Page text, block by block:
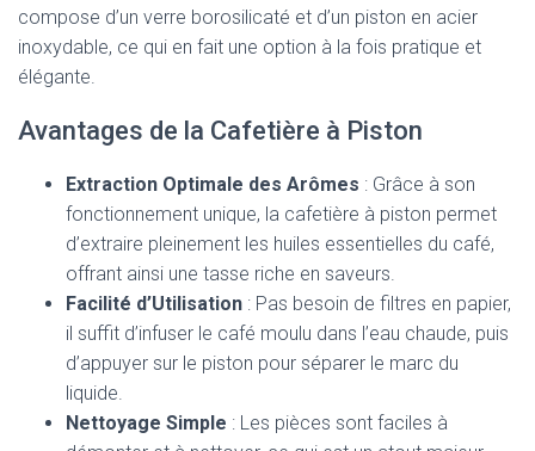
compose d’un verre borosilicaté et d’un piston en acier
inoxydable, ce qui en fait une option à la fois pratique et
élégante.
Avantages de la Cafetière à Piston
Extraction Optimale des Arômes : Grâce à son
fonctionnement unique, la cafetière à piston permet
d’extraire pleinement les huiles essentielles du café,
offrant ainsi une tasse riche en saveurs.
Facilité d’Utilisation : Pas besoin de filtres en papier,
il suffit d’infuser le café moulu dans l’eau chaude, puis
d’appuyer sur le piston pour séparer le marc du
liquide.
Nettoyage Simple : Les pièces sont faciles à